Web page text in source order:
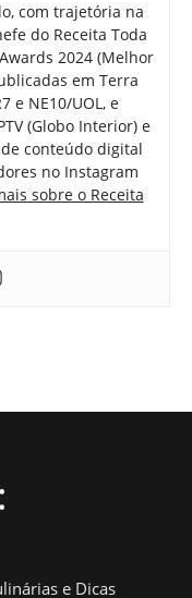
com trajetória na
do Receita Toda
2024 (Melhor
em Terra
e NE10/UOL, e
(Globo Interior) e
conteúdo digital
no Instagram
sobre o Receita
e Dicas